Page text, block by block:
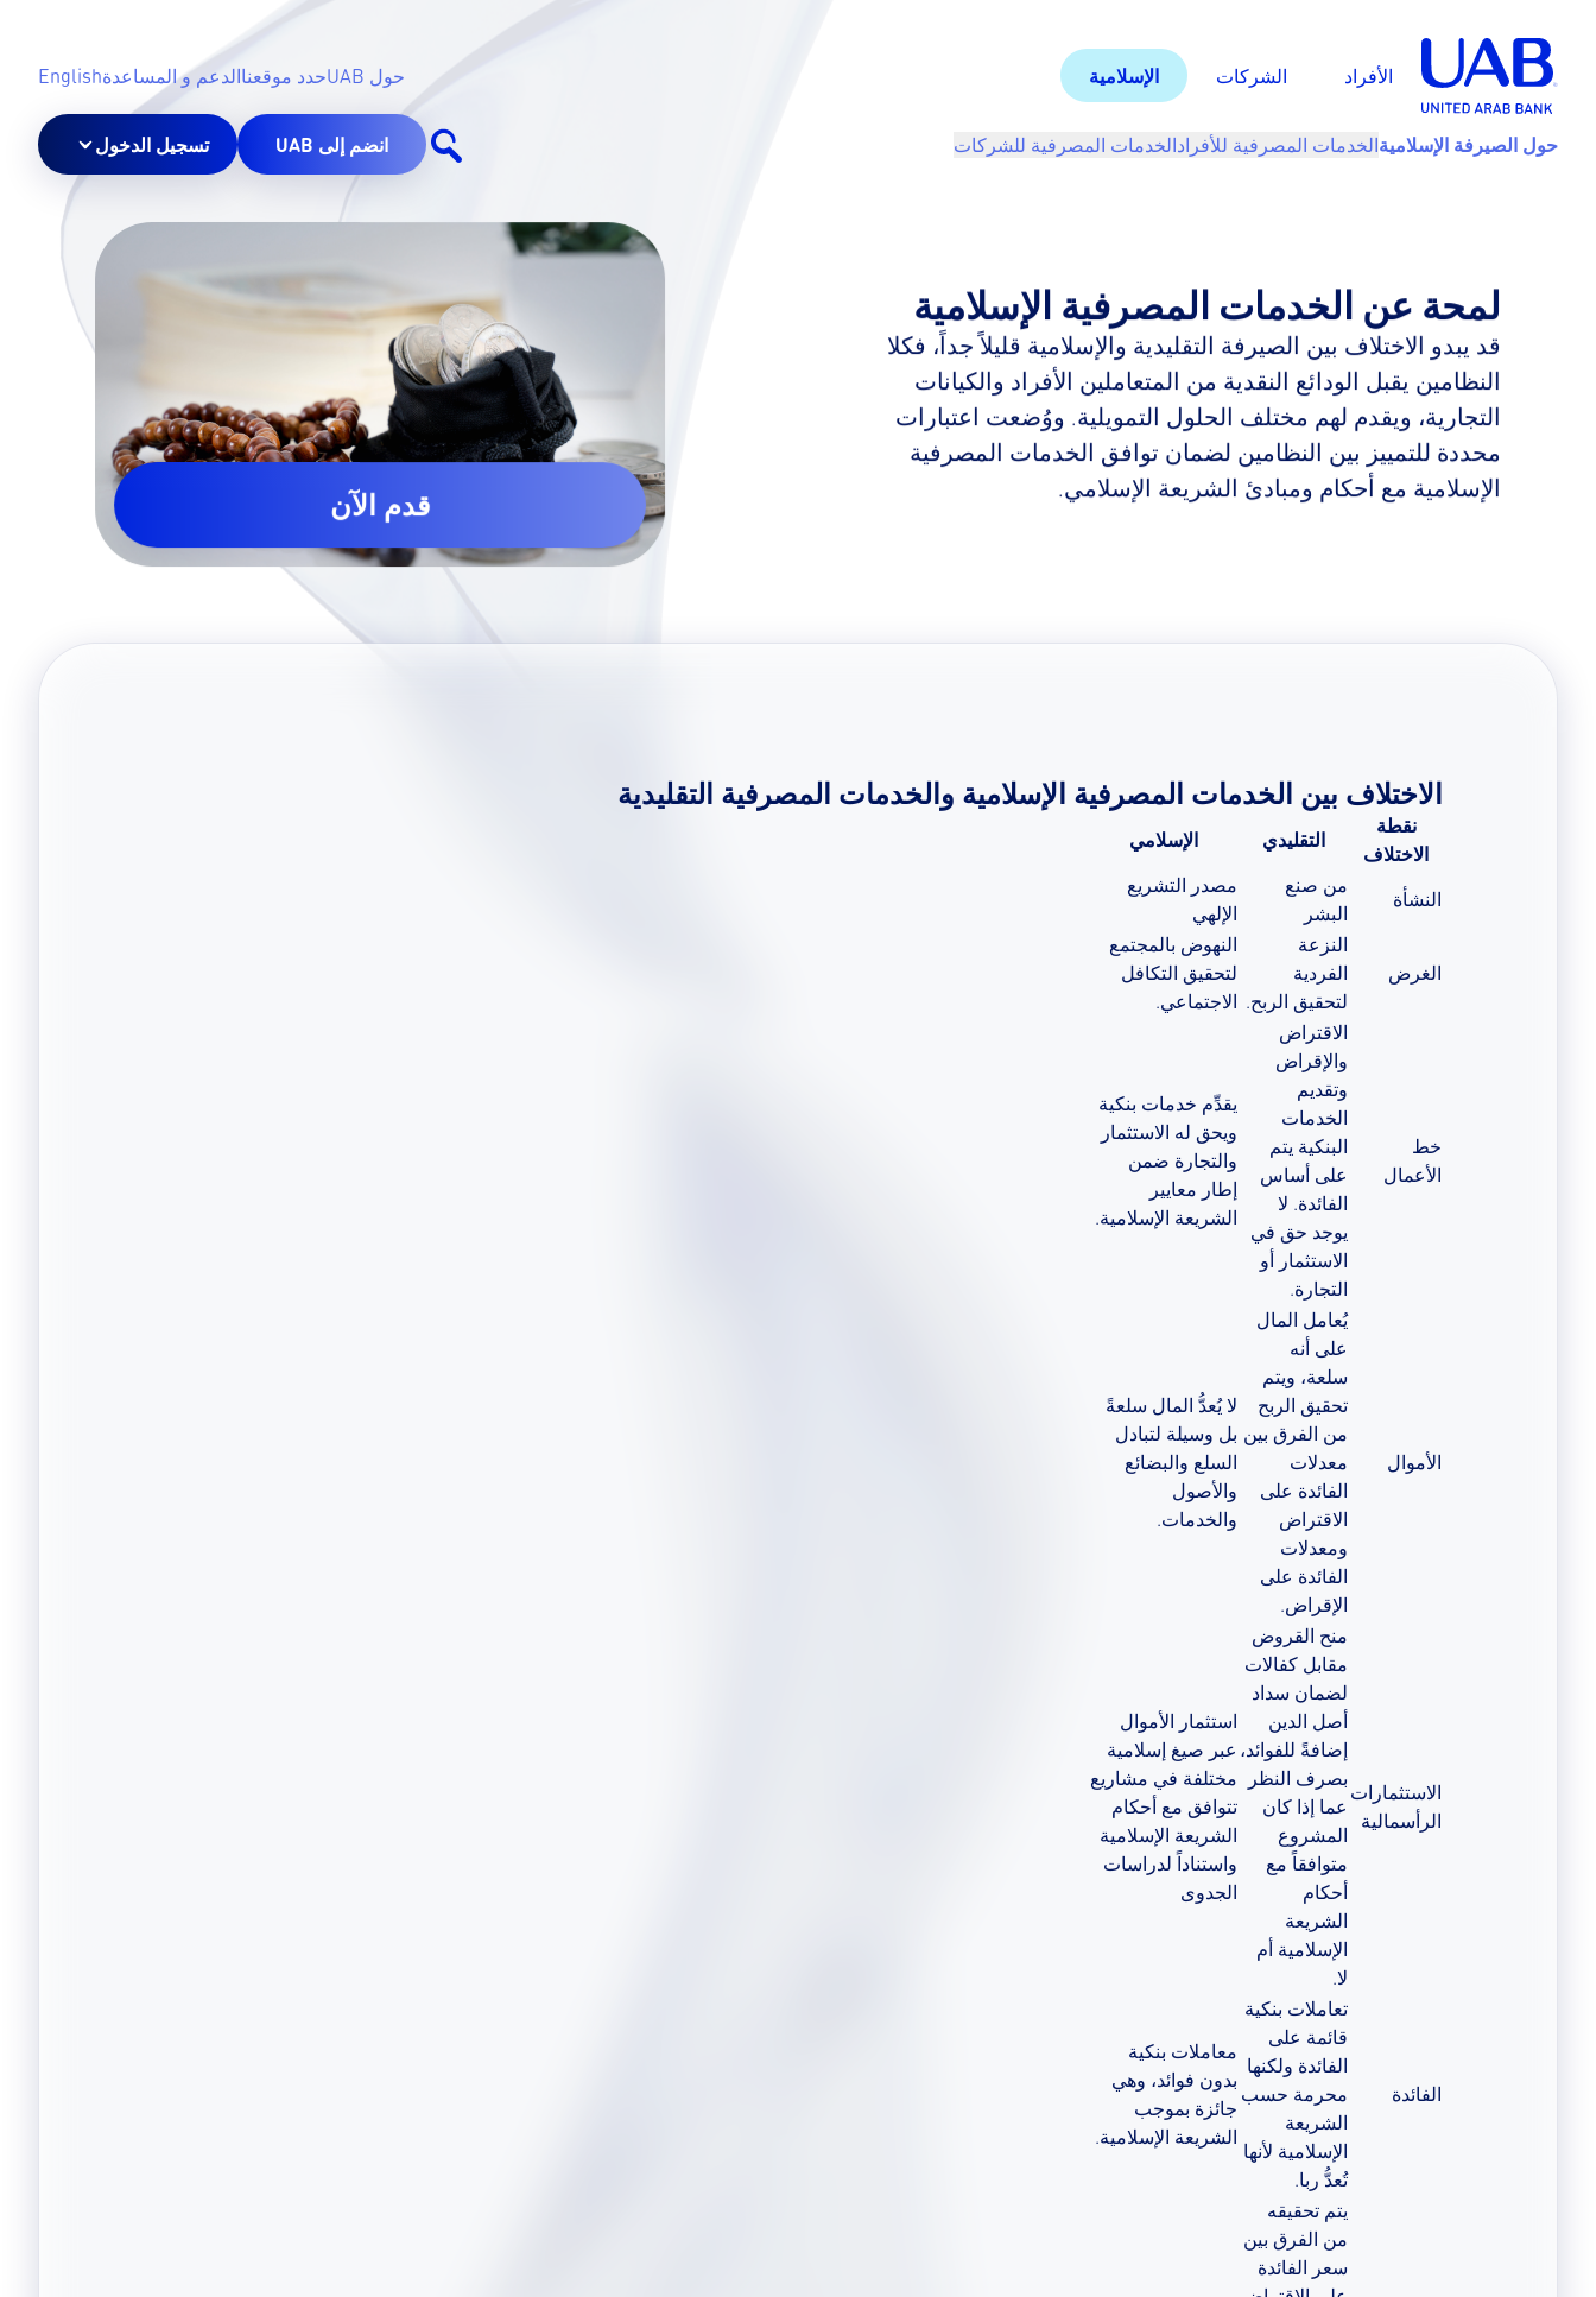
الأفراد الشركات الإسلامية حول UAB حدد موقعناالدعم و المساعدةEnglish
حول الصيرفة الإسلاميةالخدمات المصرفية للأفرادالخدمات المصرفية للشركات انضم إلى UAB تسجيل الدخول
لمحة عن الخدمات المصرفية الإسلامية
قد يبدو الاختلاف بين الصيرفة التقليدية والإسلامية قليلاً جداً، فكلا
النظامين يقبل الودائع النقدية من المتعاملين الأفراد والكيانات
التجارية، ويقدم لهم مختلف الحلول التمويلية. ووُضعت اعتبارات
محددة للتمييز بين النظامين لضمان توافق الخدمات المصرفية
الإسلامية مع أحكام ومبادئ الشريعة الإسلامي.
قدم الآن
الاختلاف بين الخدمات المصرفية الإسلامية والخدمات المصرفية التقليدية
نقطة
الاختلاف
التقليدي الإسلامي
النشأة
من صنع
البشر
مصدر التشريع
الإلهي
الغرض
النزعة
الفردية
لتحقيق الربح.
النهوض بالمجتمع
لتحقيق التكافل
الاجتماعي.
خط
الأعمال
الاقتراض
والإقراض
وتقديم
الخدمات
البنكية يتم
على أساس
الفائدة. لا
يوجد حق في
الاستثمار أو
التجارة.
يقدِّم خدمات بنكية
ويحق له الاستثمار
والتجارة ضمن
إطار معايير
الشريعة الإسلامية.
الأموال
يُعامل المال
على أنه
سلعة، ويتم
تحقيق الربح
من الفرق بين
معدلات
الفائدة على
الاقتراض
ومعدلات
الفائدة على
الإقراض.
لا يُعدُّ المال سلعةً
بل وسيلة لتبادل
السلع والبضائع
والأصول
والخدمات.
الاستثمارات
الرأسمالية
منح القروض
مقابل كفالات
لضمان سداد
أصل الدين
إضافةً للفوائد،
بصرف النظر
عما إذا كان
المشروع
متوافقاً مع
أحكام
الشريعة
الإسلامية أم
لا.
استثمار الأموال
عبر صيغ إسلامية
مختلفة في مشاريع
تتوافق مع أحكام
الشريعة الإسلامية
واستناداً لدراسات
الجدوى
الفائدة
تعاملات بنكية
قائمة على
الفائدة ولكنها
محرمة حسب
الشريعة
الإسلامية لأنها
تُعدُّ ربا.
معاملات بنكية
بدون فوائد، وهي
جائزة بموجب
الشريعة الإسلامية.
يتم تحقيقه
من الفرق بين
سعر الفائدة